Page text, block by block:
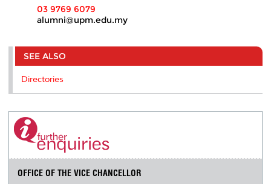
03 9769 6079
alumni@upm.edu.my
SEE ALSO
Directories
OFFICE OF THE VICE CHANCELLOR